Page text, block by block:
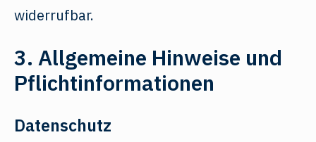
widerrufbar.
3. Allgemeine Hinweise und
Pflicht­informationen
Datenschutz